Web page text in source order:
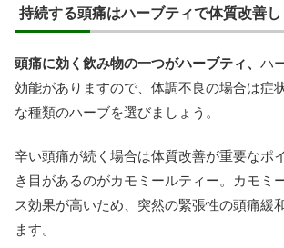
持続する頭痛はハーブティで体質改善
頭痛に効く飲み物の一つがハーブティ、 ハ
効能がありますので、体調不良の場合は症
な種類のハーブを選びましょう。
辛い頭痛が続く場合は体質改善が重要なポ
き目があるのがカモミールティー。カモミ
ス効果が高いため、突然の緊張性の頭痛緩
ます。